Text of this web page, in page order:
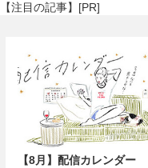
【注目の記事】[PR]
【8月】配信カレンダー